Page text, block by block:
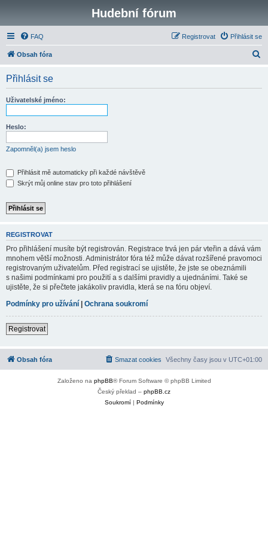
Hudební fórum
FAQ Přihlásit se
Registrovat
Obsah fóra
Přihlásit se
Uživatelské jméno:
Heslo:
Zapomněl(a) jsem heslo
Přihlásit mě automaticky při každé návštěvě
Skrýt můj online stav pro toto přihlášení
REGISTROVAT
Pro přihlášení musíte být registrován. Registrace trvá jen pár vteřin a dává vám
mnohem větší možnosti. Administrátor fóra též může dávat rozšířené pravomoci
registrovaným uživatelům. Před registrací se ujistěte, že jste se obeznámili
s našimi podmínkami pro použití a s dalšími pravidly a ujednáními. Také se
ujistěte, že si přečtete jakákoliv pravidla, která se na fóru objeví.
Podmínky pro užívání | Ochrana soukromí
Registrovat
Obsah fóra Všechny časy jsou v UTC+01:00
Smazat cookies
Založeno na phpBB® Forum Software © phpBB Limited
Český překlad – phpBB.cz
Soukromí| Podmínky